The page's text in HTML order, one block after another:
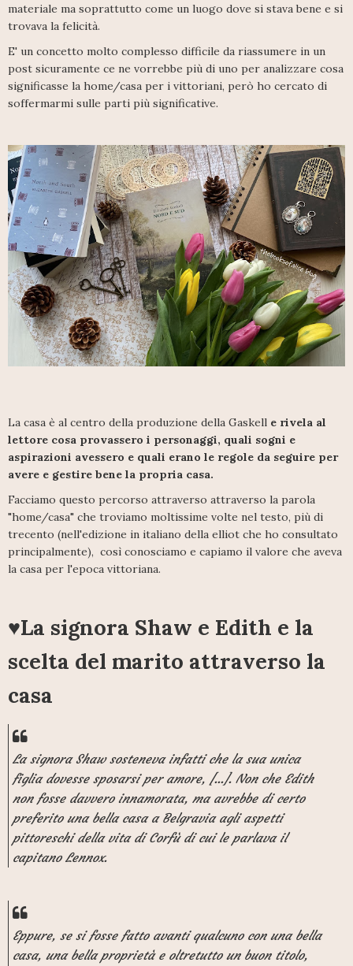
materiale ma soprattutto come un luogo dove si stava bene e si
trovava la felicità.
E' un concetto molto complesso difficile da riassumere in un
post sicuramente ce ne vorrebbe più di uno per analizzare cosa
significasse la home/casa per i vittoriani, però ho cercato di
soffermarmi sulle parti più significative.
La casa è al centro della produzione della Gaskell e rivela al
lettore cosa provassero i personaggi, quali sogni e
aspirazioni avessero e quali erano le regole da seguire per
avere e gestire bene la propria casa.
Facciamo questo percorso attraverso attraverso la parola
"home/casa" che troviamo moltissime volte nel testo, più di
trecento (nell'edizione in italiano della elliot che ho consultato
principalmente), così conosciamo e capiamo il valore che aveva
la casa per l'epoca vittoriana.
♥La signora Shaw e Edith e la
scelta del marito attraverso la
casa
La signora Shaw sosteneva infatti che la sua unica
figlia dovesse sposarsi per amore, [...]. Non che Edith
non fosse davvero innamorata, ma avrebbe di certo
preferito una bella casa a Belgravia agli aspetti
pittoreschi della vita di Corfù di cui le parlava il
capitano Lennox.
Eppure, se si fosse fatto avanti qualcuno con una bella
casa, una bella proprietà e oltretutto un buon titolo,